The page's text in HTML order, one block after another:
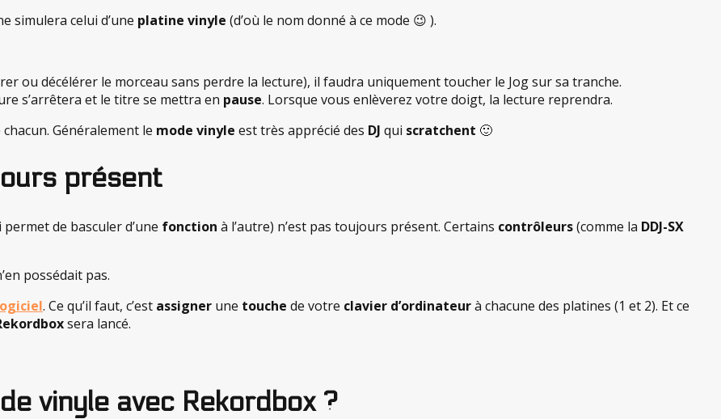
simulera celui d’une platine vinyle (d’où le nom donné à ce mode 😉 ).
ou décélérer le morceau sans perdre la lecture), il faudra uniquement toucher le Jog sur sa tranche.
s’arrêtera et le titre se mettra en pause. Lorsque vous enlèverez votre doigt, la lecture reprendra.
chacun. Généralement le mode vinyle est très apprécié des DJ qui scratchent 🙂
présent
permet de basculer d’une fonction à l’autre) n’est pas toujours présent. Certains contrôleurs(comme la DDJ-SX
possédait pas.
. Ce qu’il faut, c’est assigner une touche de votre clavier d’ordinateurà chacune des platines (1 et 2). Et ce
sera lancé.
vinyle avec Rekordbox ?